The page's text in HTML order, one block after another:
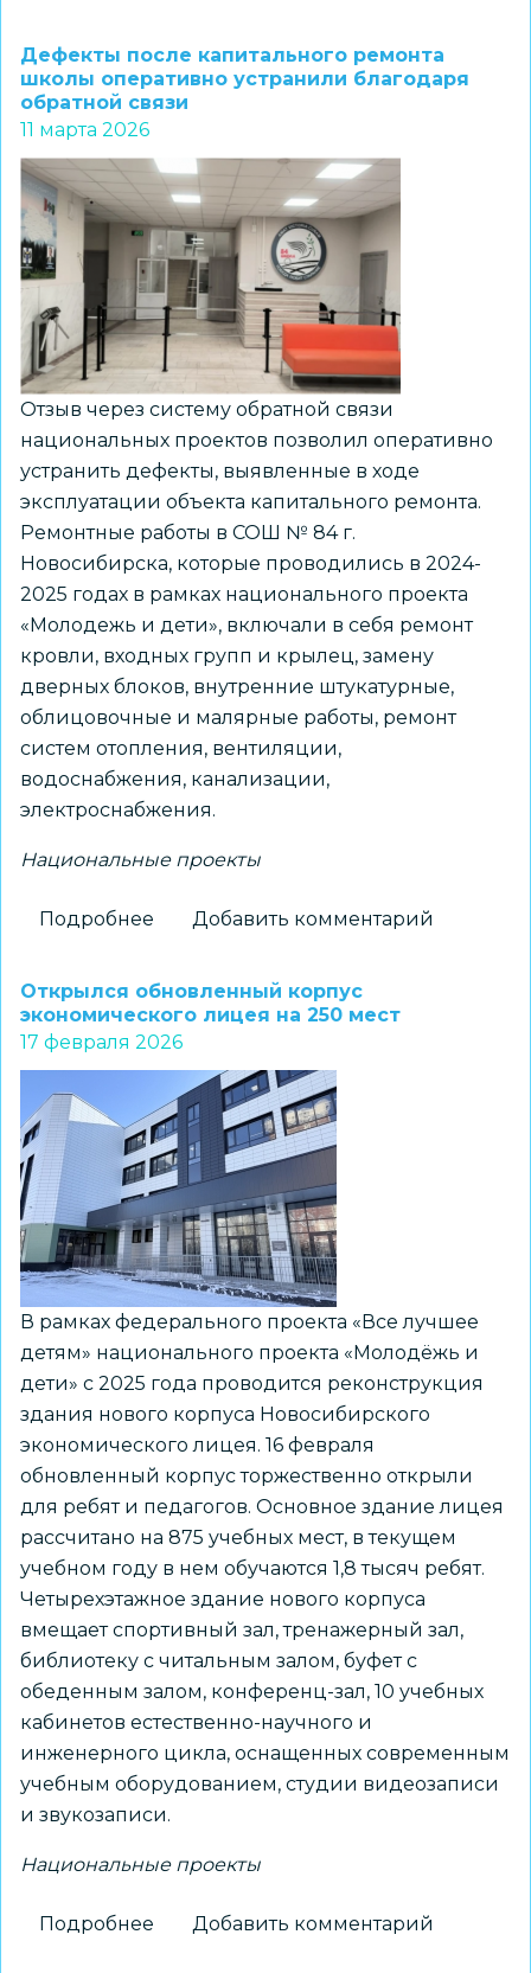
завоевали
первые
на
итоговом
этапе
чемпионата
«Профессионалы»
в
рамках
нацпроекта
Дефекты после капитального ремонта
школы оперативно устранили благодаря
обратной связи
11 марта 2026
Отзыв через систему обратной связи
национальных проектов позволил оперативно
устранить дефекты, выявленные в ходе
эксплуатации объекта капитального ремонта.
Ремонтные работы в СОШ № 84 г.
Новосибирска, которые проводились в 2024-
2025 годах в рамках национального проекта
«Молодежь и дети», включали в себя ремонт
кровли, входных групп и крылец, замену
дверных блоков, внутренние штукатурные,
облицовочные и малярные работы, ремонт
систем отопления, вентиляции,
водоснабжения, канализации,
электроснабжения.
Национальные проекты
Подробнее
после
капитального
ремонта
школы
оперативно
устранили
благодаря
обратной
связи
Добавить комментарий
Открылся обновленный корпус
экономического лицея на 250 мест
17 февраля 2026
В рамках федерального проекта «Все лучшее
детям» национального проекта «Молодёжь и
дети» с 2025 года проводится реконструкция
здания нового корпуса Новосибирского
экономического лицея. 16 февраля
обновленный корпус торжественно открыли
для ребят и педагогов. Основное здание лицея
рассчитано на 875 учебных мест, в текущем
учебном году в нем обучаются 1,8 тысяч ребят.
Четырехэтажное здание нового корпуса
вмещает спортивный зал, тренажерный зал,
библиотеку с читальным залом, буфет с
обеденным залом, конференц-зал, 10 учебных
кабинетов естественно-научного и
инженерного цикла, оснащенных современным
учебным оборудованием, студии видеозаписи
и звукозаписи.
Национальные проекты
Подробнее Добавить комментарий